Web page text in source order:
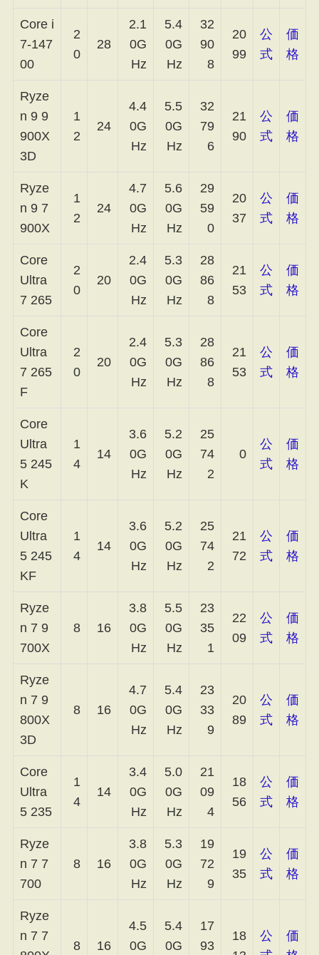
Core i
7-147
00
2
0
28
2.1
0G
Hz
5.4
0G
Hz
32
90
8
20
99
公
式
価
格
Ryze
n 9 9
900X
3D
1
2
24
4.4
0G
Hz
5.5
0G
Hz
32
79
6
21
90
公
式
価
格
Ryze
n 9 7
900X
1
2
24
4.7
0G
Hz
5.6
0G
Hz
29
59
0
20
37
公
式
価
格
Core
Ultra
7 265
2
0
20
2.4
0G
Hz
5.3
0G
Hz
28
86
8
21
53
公
式
価
格
Core
Ultra
7 265
F
2
0
20
2.4
0G
Hz
5.3
0G
Hz
28
86
8
21
53
公
式
価
格
Core
Ultra
5 245
K
1
4
14
3.6
0G
Hz
5.2
0G
Hz
25
74
2
0
公
式
価
格
Core
Ultra
5 245
KF
1
4
14
3.6
0G
Hz
5.2
0G
Hz
25
74
2
21
72
公
式
価
格
Ryze
n 7 9
700X
8 16
3.8
0G
Hz
5.5
0G
Hz
23
35
1
22
09
公
式
価
格
Ryze
n 7 9
800X
3D
8 16
4.7
0G
Hz
5.4
0G
Hz
23
33
9
20
89
公
式
価
格
Core
Ultra
5 235
1
4
14
3.4
0G
Hz
5.0
0G
Hz
21
09
4
18
56
公
式
価
格
Ryze
n 7 7
700
8 16
3.8
0G
Hz
5.3
0G
Hz
19
72
9
19
35
公
式
価
格
Ryze
n 7 7
8 16
4.5
0G
5.4
0G
17
93
18
公
価